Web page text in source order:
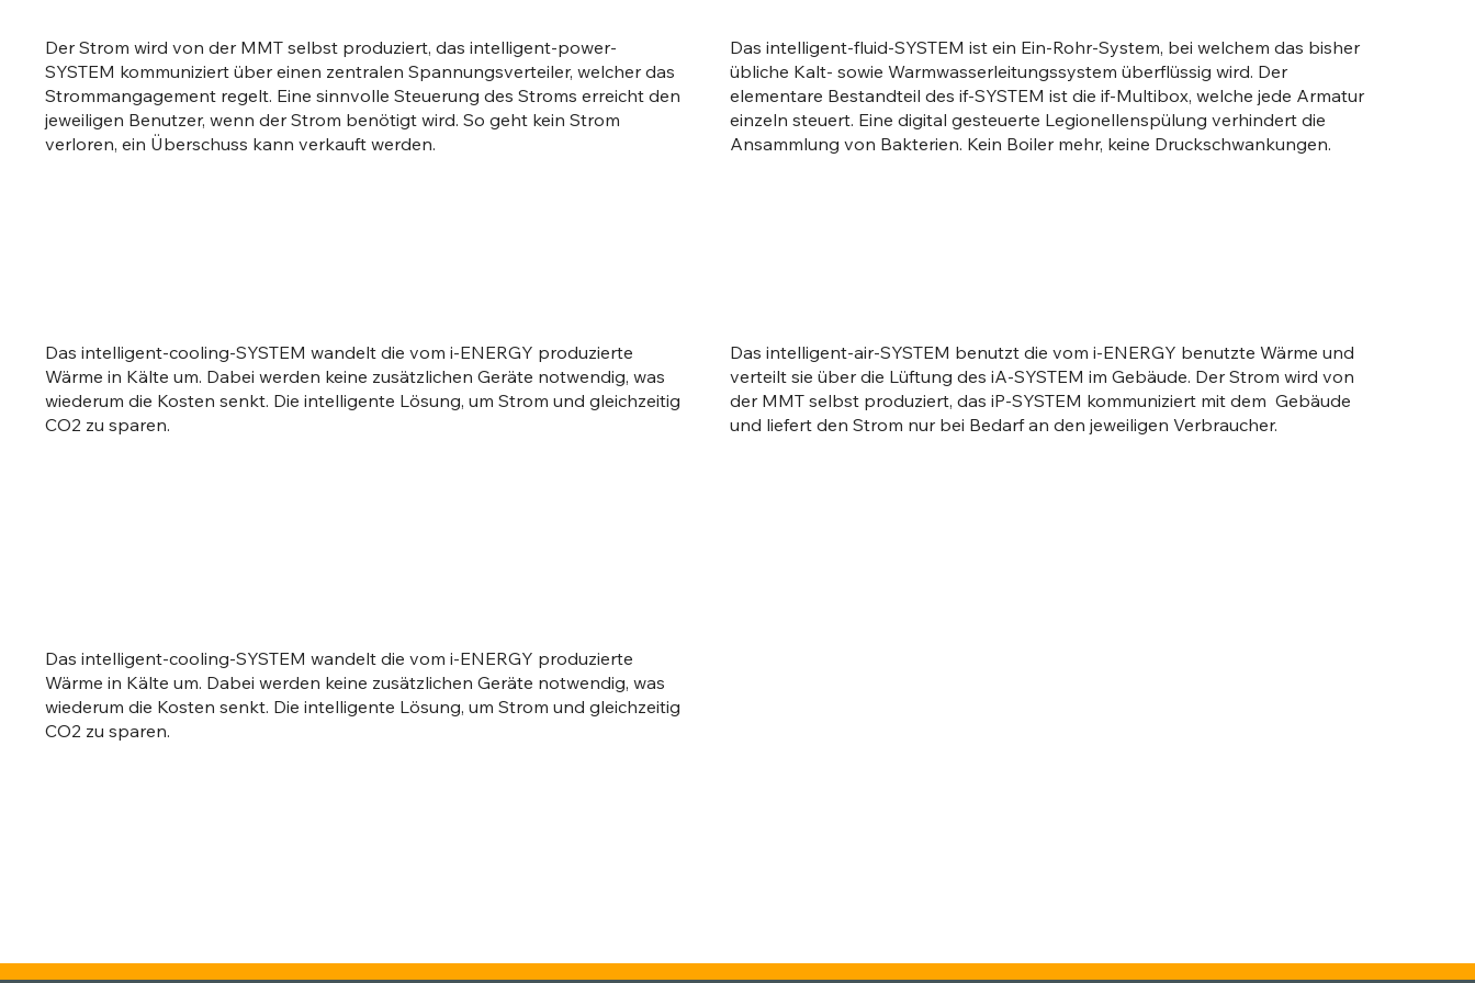
Der Strom wird von der MMT selbst produziert, das intelligent-power-
SYSTEM kommuniziert über einen zentralen Spannungsverteiler, welcher das
Strommangagement regelt. Eine sinnvolle Steuerung des Stroms erreicht den
jeweiligen Benutzer, wenn der Strom benötigt wird. So geht kein Strom
verloren, ein Überschuss kann verkauft werden.
Das intelligent-fluid-SYSTEM ist ein Ein-Rohr-System, bei welchem das bisher
übliche Kalt- sowie Warmwasserleitungssystem überflüssig wird. Der
elementare Bestandteil des if-SYSTEM ist die if-Multibox, welche jede Armatur
einzeln steuert. Eine digital gesteuerte Legionellenspülung verhindert die
Ansammlung von Bakterien. Kein Boiler mehr, keine Druckschwankungen.
Das intelligent-cooling-SYSTEM wandelt die vom i-ENERGY produzierte
Wärme in Kälte um. Dabei werden keine zusätzlichen Geräte notwendig, was
wiederum die Kosten senkt. Die intelligente Lösung, um Strom und gleichzeitig
CO2 zu sparen.
Das intelligent-air-SYSTEM benutzt die vom i-ENERGY benutzte Wärme und
verteilt sie über die Lüftung des iA-SYSTEM im Gebäude. Der Strom wird von
der MMT selbst produziert, das iP-SYSTEM kommuniziert mit dem Gebäude
und liefert den Strom nur bei Bedarf an den jeweiligen Verbraucher.
Das intelligent-cooling-SYSTEM wandelt die vom i-ENERGY produzierte
Wärme in Kälte um. Dabei werden keine zusätzlichen Geräte notwendig, was
wiederum die Kosten senkt. Die intelligente Lösung, um Strom und gleichzeitig
CO2 zu sparen.